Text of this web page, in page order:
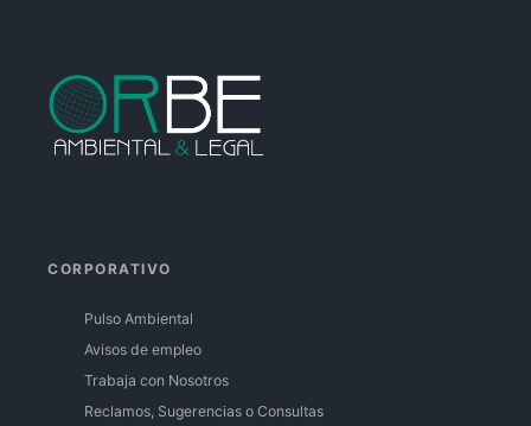
CORPORATIVO
Pulso Ambiental
Avisos de empleo
Trabaja con Nosotros
Reclamos, Sugerencias o Consultas